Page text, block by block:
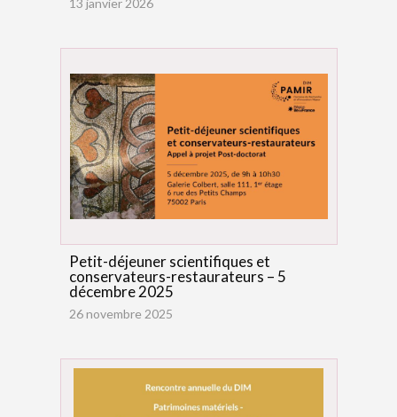
Petit-déjeuner scientifiques et
conservateurs-restaurateurs – 5
décembre 2025
26 novembre 2025